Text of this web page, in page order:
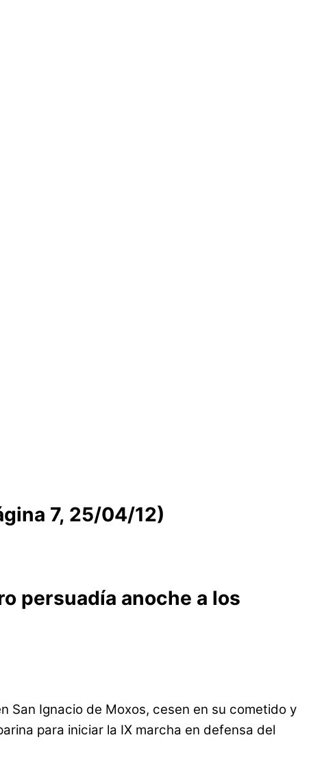
7, 25/04/12)
persuadía anoche a los
San Ignacio de Moxos, cesen en su cometido y
para iniciar la IX marcha en defensa del